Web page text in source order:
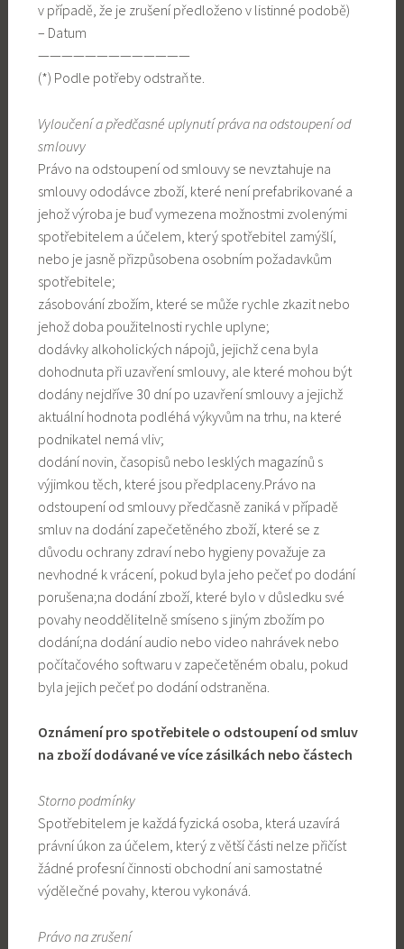
v případě, že je zrušení předloženo v listinné podobě)
– Datum
—————————————
(*) Podle potřeby odstraňte.
Vyloučení a předčasné uplynutí práva na odstoupení od
smlouvy
Právo na odstoupení od smlouvy se nevztahuje na
smlouvy ododávce zboží, které není prefabrikované a
jehož výroba je buď vymezena možnostmi zvolenými
spotřebitelem a účelem, který spotřebitel zamýšlí,
nebo je jasně přizpůsobena osobním požadavkům
spotřebitele;
zásobování zbožím, které se může rychle zkazit nebo
jehož doba použitelnosti rychle uplyne;
dodávky alkoholických nápojů, jejichž cena byla
dohodnuta při uzavření smlouvy, ale které mohou být
dodány nejdříve 30 dní po uzavření smlouvy a jejichž
aktuální hodnota podléhá výkyvům na trhu, na které
podnikatel nemá vliv;
dodání novin, časopisů nebo lesklých magazínů s
výjimkou těch, které jsou předplaceny.Právo na
odstoupení od smlouvy předčasně zaniká v případě
smluv na dodání zapečetěného zboží, které se z
důvodu ochrany zdraví nebo hygieny považuje za
nevhodné k vrácení, pokud byla jeho pečeť po dodání
porušena;na dodání zboží, které bylo v důsledku své
povahy neoddělitelně smíseno s jiným zbožím po
dodání;na dodání audio nebo video nahrávek nebo
počítačového softwaru v zapečetěném obalu, pokud
byla jejich pečeť po dodání odstraněna.
Oznámení pro spotřebitele o odstoupení od smluv
na zboží dodávané ve více zásilkách nebo částech
Storno podmínky
Spotřebitelem je každá fyzická osoba, která uzavírá
právní úkon za účelem, který z větší části nelze přičíst
žádné profesní činnosti obchodní ani samostatné
výdělečné povahy, kterou vykonává.
Právo na zrušení